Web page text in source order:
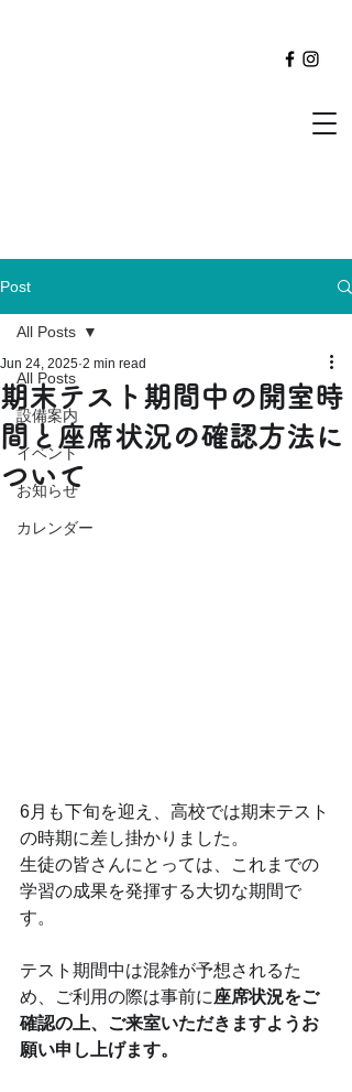
Post
All Posts
設備案内
イベント
お知らせ
カレンダー
All Posts
期末テスト期間中の開室時
間と座席状況の確認方法に
ついて
Jun 24, 2025 2 min read
6月も下旬を迎え、高校では期末テスト
の時期に差し掛かりました。
生徒の皆さんにとっては、これまでの
学習の成果を発揮する大切な期間で
す。
テスト期間中は混雑が予想されるた
め、ご利用の際は事前に座席状況をご
確認の上、ご来室いただきますようお
願い申し上げます。